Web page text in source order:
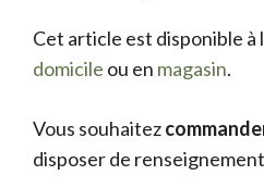
Cet article est disponible à
domicile ou en magasin.
Vous souhaitez
disposer de renseignement